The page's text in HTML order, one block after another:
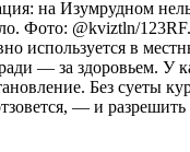
на Изумрудном
Фото: @kviztln/
используется в
— за здоровьем. У
Без суеты
— и